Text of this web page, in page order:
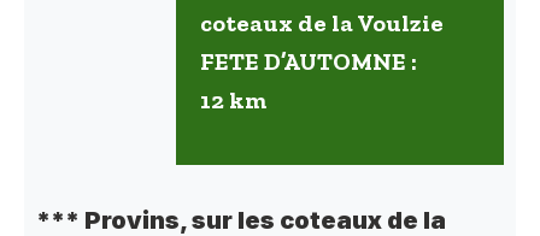
coteaux de la Voulzie
FETE D’AUTOMNE :
12 km
*** Provins, sur les coteaux de la